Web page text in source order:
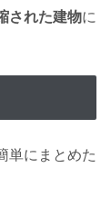
された建物に
単にまとめた